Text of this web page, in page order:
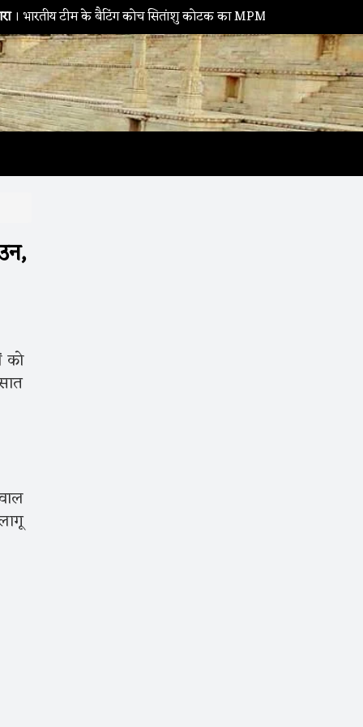
टीम के बैटिंग कोच सितांशु कोटक का MPMSC दौरा, युवा क्रिकेटरों को दिए